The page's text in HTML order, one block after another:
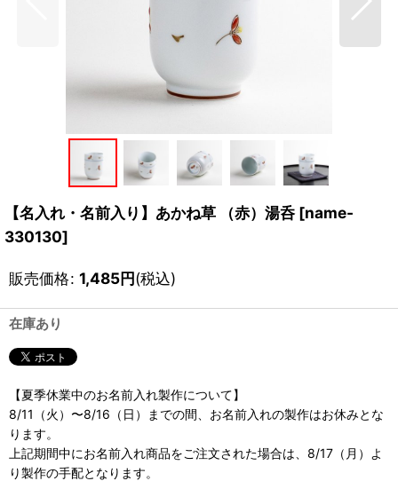
【名入れ・名前入り】あかね草 （赤）湯呑 [name-
330130]
販売価格: 1,485円(税込)
在庫あり
【夏季休業中のお名前入れ製作について】
8/11（火）〜8/16（日）までの間、お名前入れの製作はお休みとな
ります。
上記期間中にお名前入れ商品をご注文された場合は、8/17（月）よ
り製作の手配となります。